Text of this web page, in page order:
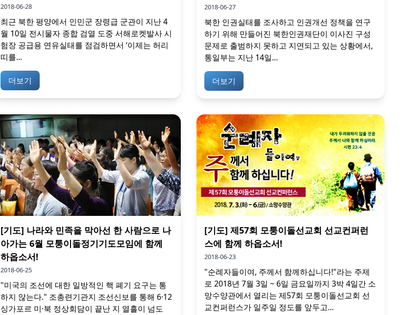
2018-06-28
최근 북한 평양에서 인민군 장령급 군관이 지난 4
월 10일 전시물자 종합 검열 도중 서해로켓발사 시
험장 공급용 연유실태를 점검하면서 ‘이제는 허리
띠를...
더보기
2018-06-27
북한 인권실태를 조사하고 인권개선 정책을 연구
하기 위해 만들어진 북한인권재단이 이사진 구성
문제로 출범하지 못하고 지연되고 있는 상황에서,
통일부는 지난 14일...
더보기
[기도] 나라와 민족을 막아선 한 사람으로 나
아가는 6월 모퉁이돌정기기도모임에 함께
하옵소서!
2018-06-25
"미국의 조선에 대한 일방적인 핵 폐기 요구는 통
하지 않는다." 조총련기관지 조선신보를 통해 6·12
싱가포르 미·북 정상회담이 끝난 지 열흘이 넘도
[기도] 제57회 모퉁이돌선교회 선교컨퍼런
스에 함께 하옵소서!
2018-06-23
"순례자들이여, 주께서 함께하십니다!"라는 주제
로 2018년 7월 3일 ~ 6일 금요일까지 3박 4일간 소
망수양관에서 열리는 제57회 모퉁이돌선교회 선
교컨퍼런스가 일주일 정도를 앞두고...